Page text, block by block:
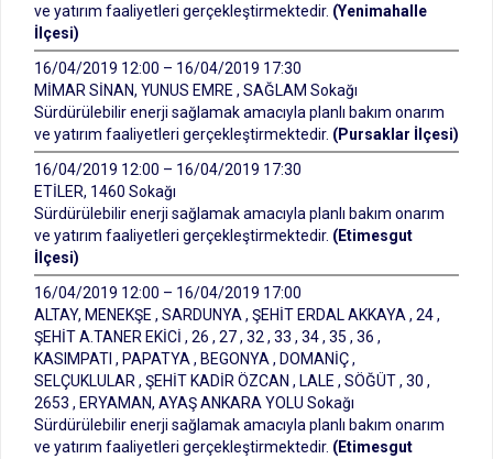
ve yatırım faaliyetleri gerçekleştirmektedir. (Yenimahalle
İlçesi)
16/04/2019 12:00 – 16/04/2019 17:30
MİMAR SİNAN, YUNUS EMRE , SAĞLAM Sokağı
Sürdürülebilir enerji sağlamak amacıyla planlı bakım onarım
ve yatırım faaliyetleri gerçekleştirmektedir. (Pursaklar İlçesi)
16/04/2019 12:00 – 16/04/2019 17:30
ETİLER, 1460 Sokağı
Sürdürülebilir enerji sağlamak amacıyla planlı bakım onarım
ve yatırım faaliyetleri gerçekleştirmektedir. (Etimesgut
İlçesi)
16/04/2019 12:00 – 16/04/2019 17:00
ALTAY, MENEKŞE , SARDUNYA , ŞEHİT ERDAL AKKAYA , 24 ,
ŞEHİT A.TANER EKİCİ , 26 , 27 , 32 , 33 , 34 , 35 , 36 ,
KASIMPATI , PAPATYA , BEGONYA , DOMANİÇ ,
SELÇUKLULAR , ŞEHİT KADİR ÖZCAN , LALE , SÖĞÜT , 30 ,
2653 , ERYAMAN, AYAŞ ANKARA YOLU Sokağı
Sürdürülebilir enerji sağlamak amacıyla planlı bakım onarım
ve yatırım faaliyetleri gerçekleştirmektedir. (Etimesgut